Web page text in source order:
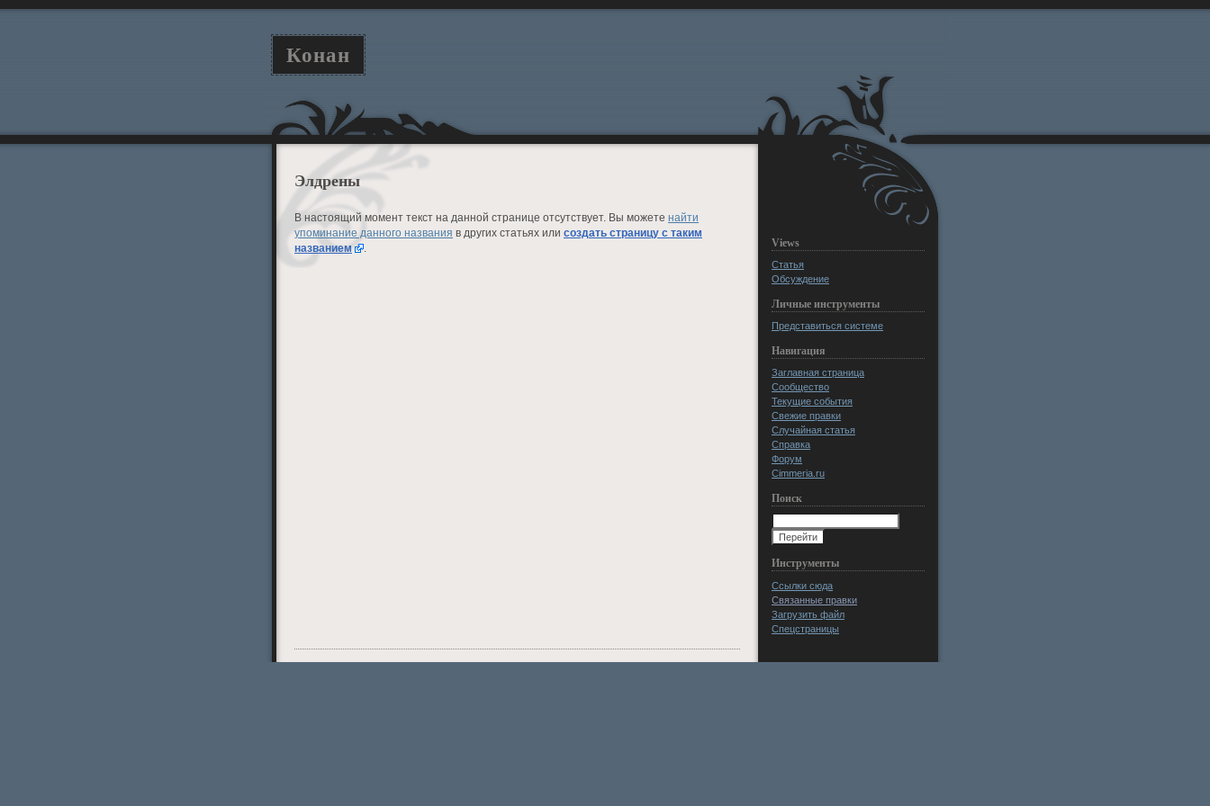
Конан
Элдрены
В настоящий момент текст на данной странице отсутствует. Вы можете найти
упоминание данного названия в других статьях или создать страницу с таким
названием
Views
Статья
Обсуждение
Личные инструменты
Представиться системе
Навигация
Заглавная страница
Сообщество
Текущие события
Свежие правки
Случайная статья
Справка
Форум
Cimmeria.ru
Поиск
Инструменты
Ссылки сюда
Связанные правки
Загрузить файл
Спецстраницы